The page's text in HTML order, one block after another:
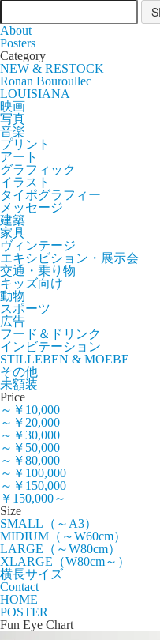
About
Posters
Category
NEW & RESTOCK
Ronan Bouroullec
LOUISIANA
映画
写真
音楽
プリント
アート
グラフィック
イラスト
タイポグラフィー
メッセージ
建築
家具
ヴィンテージ
エキシビション・展示会
交通・乗り物
キッズ向け
動物
スポーツ
広告
フード＆ドリンク
インビテーション
STILLEBEN & MOEBE
その他
未額装
Price
～￥10,000
～￥20,000
～￥30,000
～￥50,000
～￥80,000
～￥100,000
～￥150,000
￥150,000～
Size
SMALL（～A3）
MIDIUM（～W60cm）
LARGE（～W80cm）
XLARGE（W80cm～）
横長サイズ
Contact
HOME
POSTER
Fun Eye Chart